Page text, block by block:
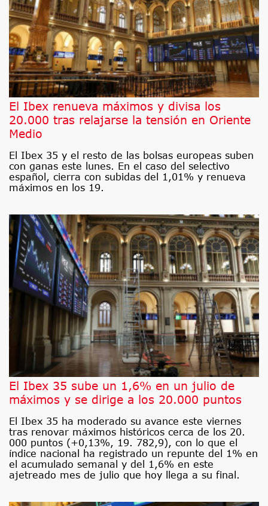
El Ibex renueva máximos y divisa los
20.000 tras relajarse la tensión en Oriente
Medio
El Ibex 35 y el resto de las bolsas europeas suben
con ganas este lunes. En el caso del selectivo
español, cierra con subidas del 1,01% y renueva
máximos en los 19.
El Ibex 35 sube un 1,6% en un julio de
máximos y se dirige a los 20.000 puntos
El Ibex 35 ha moderado su avance este viernes
tras renovar máximos históricos cerca de los 20.
000 puntos (+0,13%, 19. 782,9), con lo que el
índice nacional ha registrado un repunte del 1% en
el acumulado semanal y del 1,6% en este
ajetreado mes de julio que hoy llega a su final.